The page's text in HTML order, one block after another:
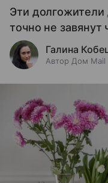
Эти
точно не завянут
Галина
Автор Дом Mail